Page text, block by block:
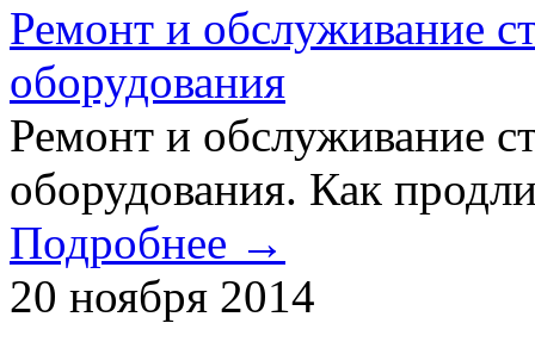
Ремонт и обслуживание
оборудования
Ремонт и обслуживание
оборудования. Как
Подробнее →
20 ноября 2014